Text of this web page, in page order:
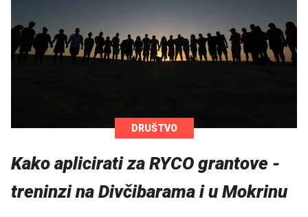
DRUŠTVO
Kako aplicirati za RYCO grantove -
treninzi na Divčibarama i u Mokrinu